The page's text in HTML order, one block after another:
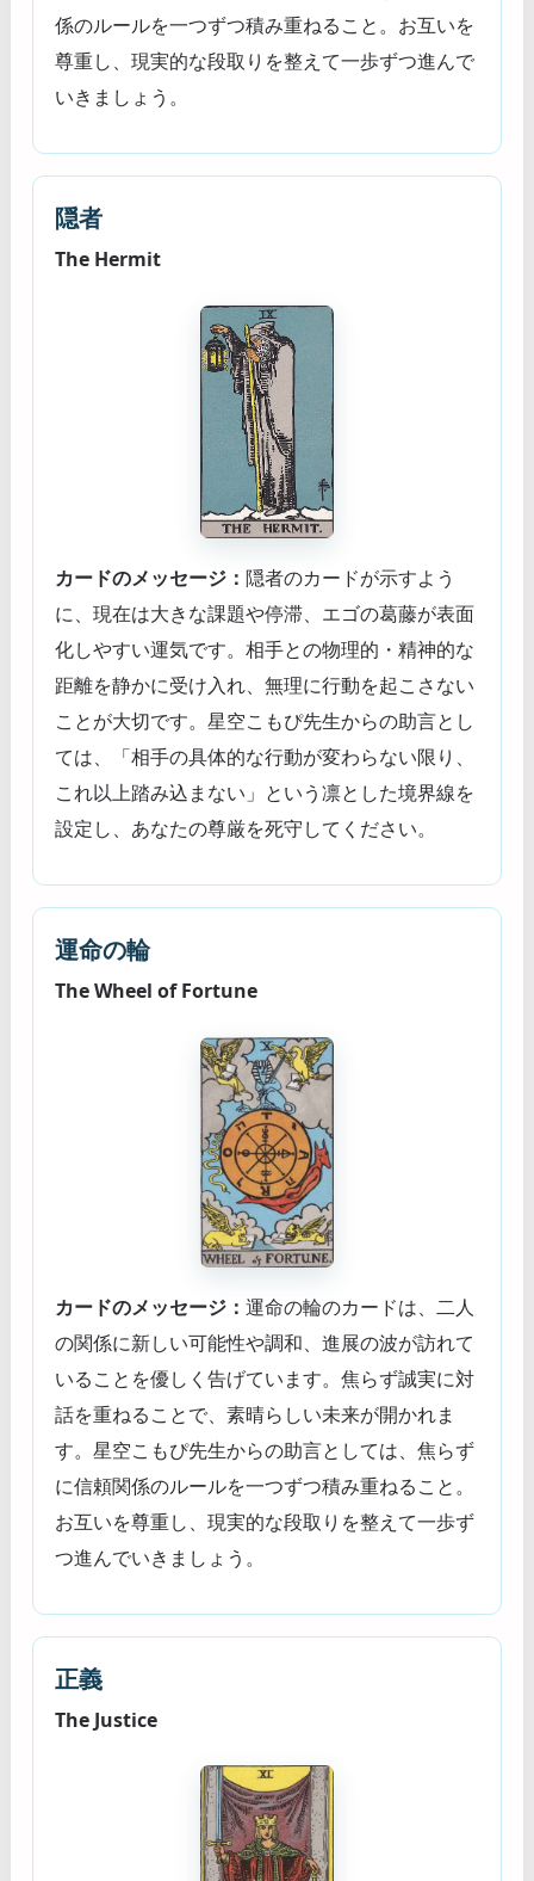
係のルールを一つずつ積み重ねること。お互いを
尊重し、現実的な段取りを整えて一歩ずつ進んで
いきましょう。
隠者
The Hermit
カードのメッセージ： 隠者のカードが示すよう
に、現在は大きな課題や停滞、エゴの葛藤が表面
化しやすい運気です。相手との物理的・精神的な
距離を静かに受け入れ、無理に行動を起こさない
ことが大切です。星空こもぴ先生からの助言とし
ては、「相手の具体的な行動が変わらない限り、
これ以上踏み込まない」という凛とした境界線を
設定し、あなたの尊厳を死守してください。
運命の輪
The Wheel of Fortune
カードのメッセージ： 運命の輪のカードは、二人
の関係に新しい可能性や調和、進展の波が訪れて
いることを優しく告げています。焦らず誠実に対
話を重ねることで、素晴らしい未来が開かれま
す。星空こもぴ先生からの助言としては、焦らず
に信頼関係のルールを一つずつ積み重ねること。
お互いを尊重し、現実的な段取りを整えて一歩ず
つ進んでいきましょう。
正義
The Justice